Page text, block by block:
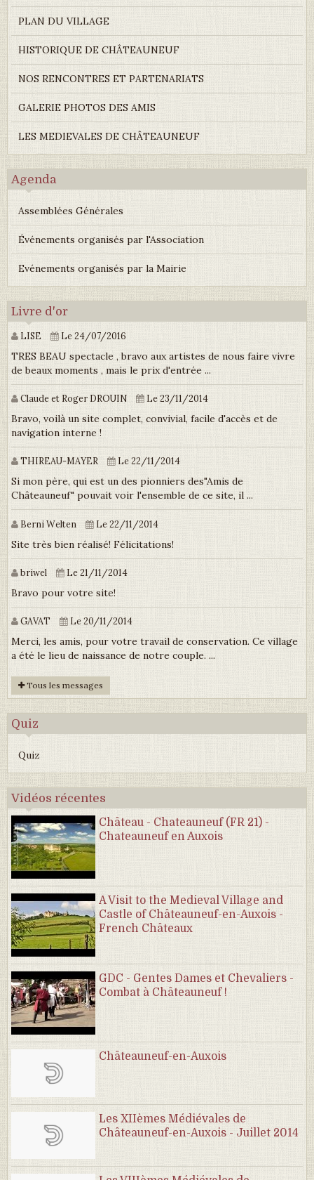
PLAN DU VILLAGE
HISTORIQUE DE CHÂTEAUNEUF
NOS RENCONTRES ET PARTENARIATS
GALERIE PHOTOS DES AMIS
LES MEDIEVALES DE CHÂTEAUNEUF
Agenda
Assemblées Générales
Événements organisés par l'Association
Evénements organisés par la Mairie
Livre d'or
LISE Le 24/07/2016
TRES BEAU spectacle , bravo aux artistes de nous faire vivre
de beaux moments , mais le prix d'entrée ...
Claude et Roger DROUIN Le 23/11/2014
Bravo, voilà un site complet, convivial, facile d'accès et de
navigation interne !
THIREAU-MAYER Le 22/11/2014
Si mon père, qui est un des pionniers des"Amis de
Châteauneuf" pouvait voir l'ensemble de ce site, il ...
Berni Welten Le 22/11/2014
Site très bien réalisé! Félicitations!
briwel Le 21/11/2014
Bravo pour votre site!
GAVAT Le 20/11/2014
Merci, les amis, pour votre travail de conservation. Ce village
a été le lieu de naissance de notre couple. ...
Tous les messages
Quiz
Quiz
Vidéos récentes
Château - Chateauneuf (FR 21) -
Chateauneuf en Auxois
A Visit to the Medieval Village and
Castle of Châteauneuf-en-Auxois -
French Châteaux
GDC - Gentes Dames et Chevaliers -
Combat à Châteauneuf !
Châteauneuf-en-Auxois
Les XIIèmes Médiévales de
Châteauneuf-en-Auxois - Juillet 2014